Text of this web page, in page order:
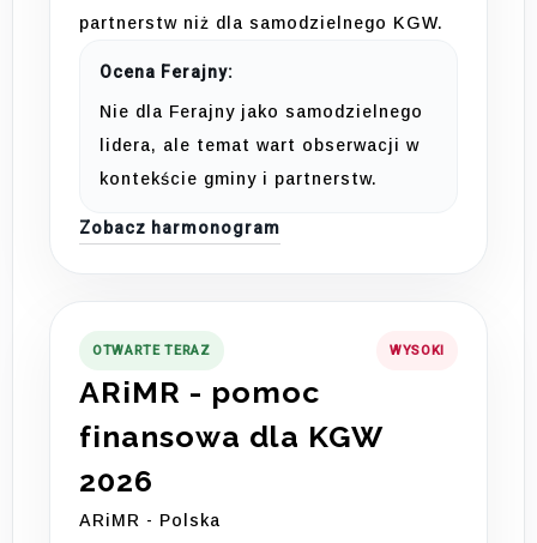
partnerstw niż dla samodzielnego KGW.
Ocena Ferajny:
Nie dla Ferajny jako samodzielnego
lidera, ale temat wart obserwacji w
kontekście gminy i partnerstw.
Zobacz harmonogram
OTWARTE TERAZ WYSOKI
ARiMR - pomoc
finansowa dla KGW
2026
ARiMR - Polska